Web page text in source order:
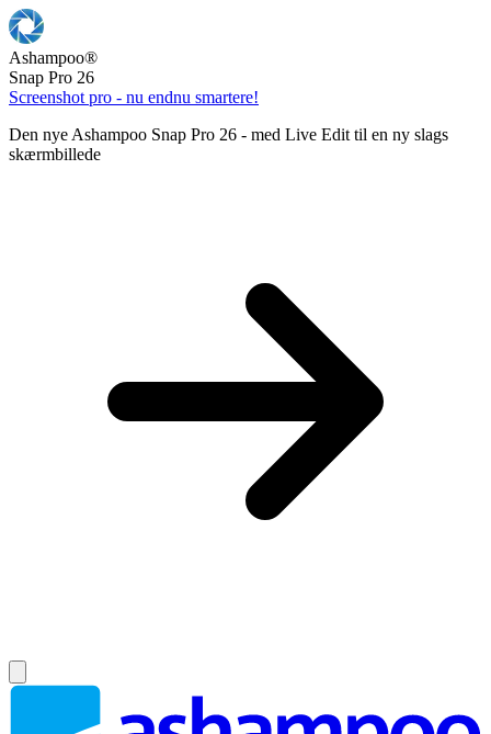
Ashampoo®
Snap Pro 26
Screenshot pro - nu endnu smartere!
Den nye Ashampoo Snap Pro 26 - med Live Edit til en ny slags
skærmbillede